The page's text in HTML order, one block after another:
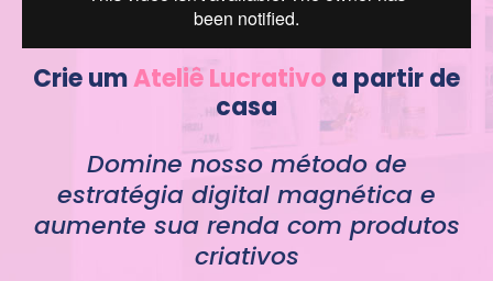
Crie umAteliê Lucrativoa partir de
casa
Domine nosso método de
estratégia digital magnética e
aumente sua renda com produtos
criativos